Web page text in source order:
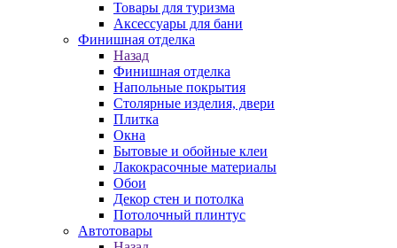
Товары для туризма
Аксессуары для бани
Финишная отделка
Назад
Финишная отделка
Напольные покрытия
Столярные изделия, двери
Плитка
Окна
Бытовые и обойные клеи
Лакокрасочные материалы
Обои
Декор стен и потолка
Потолочный плинтус
Автотовары